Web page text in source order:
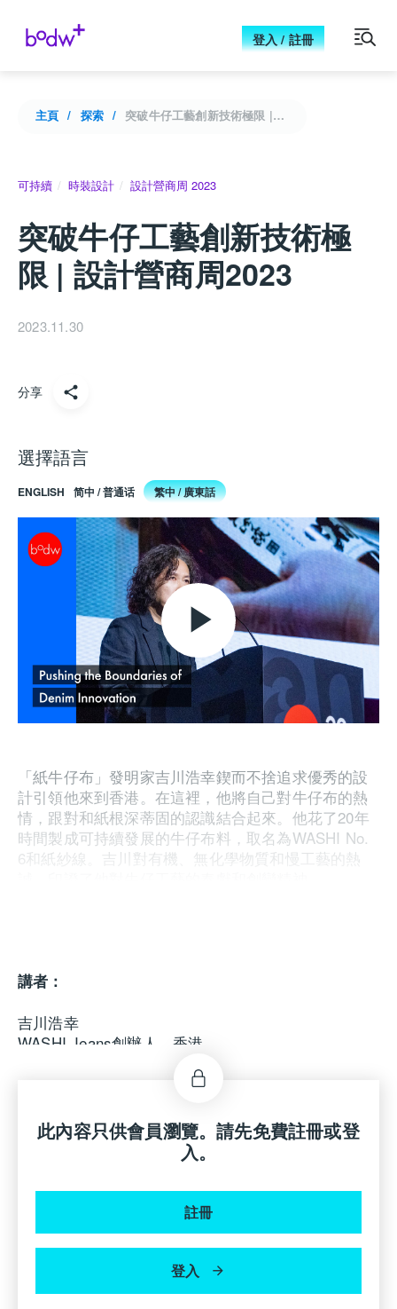
登入 / 註冊
主頁 探索 突破牛仔工藝創新技術極限 | 設計營商周2023
可持續 時裝設計 設計營商周 2023
突破牛仔工藝創新技術極
限 | 設計營商周2023
2023.11.30
分享
選擇語言
ENGLISH 简中 / 普通话 繁中 / 廣東話
Play
Video
「紙牛仔布」發明家吉川浩幸鍥而不捨追求優秀的設
計引領他來到香港。在這裡，他將自己對牛仔布的熱
情，跟對和紙根深蒂固的認識結合起來。他花了20年
時間製成可持續發展的牛仔布料，取名為WASHI No.
6和紙紗線。吉川對有機、無化學物質和慢工藝的熱
講者：
吉川浩幸
WASHI Jeans創辦人，香港
此內容只供會員瀏覽。請先免費註冊或登
入。
註冊
登入